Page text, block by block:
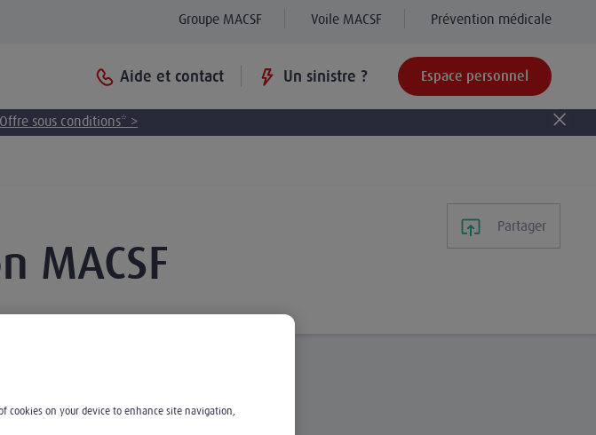
Groupe MACSF Voile MACSF Prévention médicale
Aide et contact Un sinistre ? Espace personnel
Offre sous conditions* >
MACSF
Partager
cookies on your device to enhance site navigation,